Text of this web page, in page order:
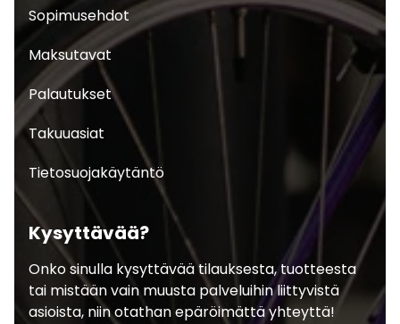
Sopimusehdot
Maksutavat
Palautukset
Takuuasiat
Tietosuojakäytäntö
Kysyttävää?
Onko sinulla kysyttävää tilauksesta, tuotteesta
tai mistään vain muusta palveluihin liittyvistä
asioista, niin otathan epäröimättä yhteyttä!